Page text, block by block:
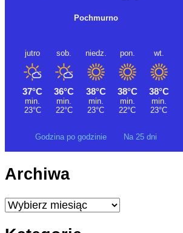
Godzina po godzinie Na 25 dni
Archiwa
Archiwa